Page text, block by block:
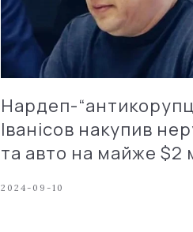
Нардеп-
Іванісов накупив
та авто на майже $2
2024-09-10